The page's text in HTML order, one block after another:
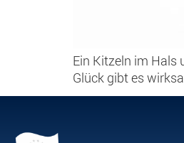
Ein Kitzeln im Hals
Glück gibt es